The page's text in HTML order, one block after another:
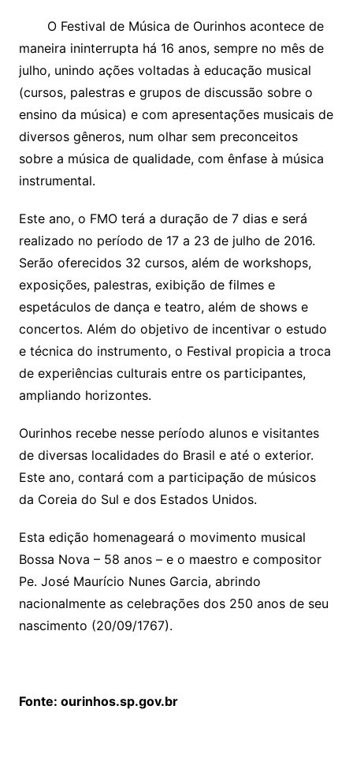
O Festival de Música de Ourinhos acontece de
maneira ininterrupta há 16 anos, sempre no mês de
julho, unindo ações voltadas à educação musical
(cursos, palestras e grupos de discussão sobre o
ensino da música) e com apresentações musicais de
diversos gêneros, num olhar sem preconceitos
sobre a música de qualidade, com ênfase à música
instrumental.
Este ano, o FMO terá a duração de 7 dias e será
realizado no período de 17 a 23 de julho de 2016.
Serão oferecidos 32 cursos, além de workshops,
exposições, palestras, exibição de filmes e
espetáculos de dança e teatro, além de shows e
concertos. Além do objetivo de incentivar o estudo
e técnica do instrumento, o Festival propicia a troca
de experiências culturais entre os participantes,
ampliando horizontes.
Ourinhos recebe nesse período alunos e visitantes
de diversas localidades do Brasil e até o exterior.
Este ano, contará com a participação de músicos
da Coreia do Sul e dos Estados Unidos.
Esta edição homenageará o movimento musical
Bossa Nova – 58 anos – e o maestro e compositor
Pe. José Maurício Nunes Garcia, abrindo
nacionalmente as celebrações dos 250 anos de seu
nascimento (20/09/1767).
Fonte: ourinhos.sp.gov.br